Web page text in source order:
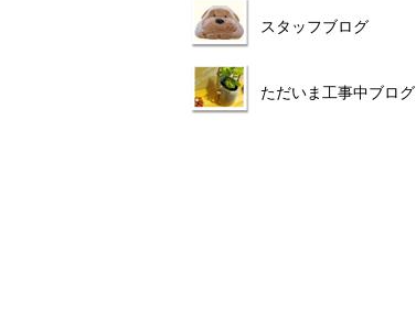
スタッフブログ
ただいま工事中ブログ